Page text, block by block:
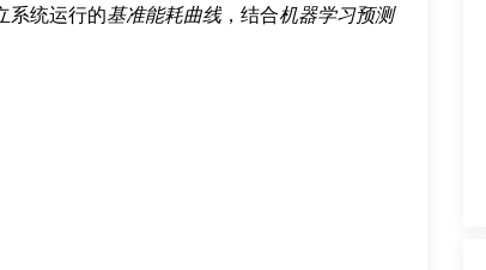
系统运行的基准能耗曲线，结合机器学习预测